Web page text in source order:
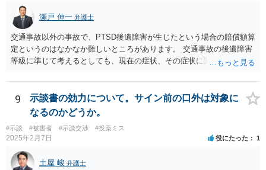
瀬戸 伸一 弁護士
交通事故以外の事故で、PTSD後遺障害が生じたという場合の賠償額算
定というのはなかなか難しいところがあります。 交通事故の後遺障害
等級に準じて考えるとしても、現在の症状、その症状に関する医療記
ず、あっても、一定の検討をしないと算定は難しいと思いますので、
一般的には無料相談で確度の高い回答は得られないと思われます。 現
在の提案額で不満という場合、一般的には弁護士に依頼をして訴訟と
いう手続きをとったほうが、時間と手間はかかりますが、賠償額は多
くなる傾向にありますので、お近くの弁護士に依頼をするとよいと思
われます。
9
示談書の効力について。サイン前の口外は対象に
なるのかどうか。
#示談 #被害者 #示談交渉 #投薬ミス
2025年2月7日 役にたった 1
土屋 峻 弁護士